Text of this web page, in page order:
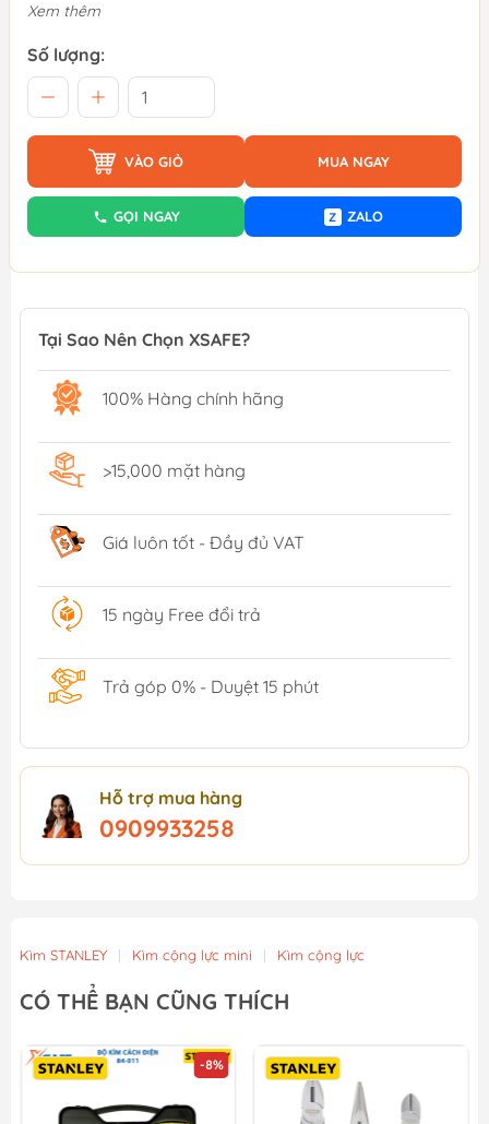
Xem thêm
Số lượng:
VÀO GIỎ MUA NGAY
GỌI NGAY Z ZALO
Tại Sao Nên Chọn XSAFE?
100% Hàng chính hãng
>15,000 mặt hàng
Giá luôn tốt - Đầy đủ VAT
15 ngày Free đổi trả
Trả góp 0% - Duyệt 15 phút
Hỗ trợ mua hàng
0909933258
Kìm STANLEY | Kìm cộng lực mini | Kìm cộng lực
CÓ THỂ BẠN CŨNG THÍCH
-8%